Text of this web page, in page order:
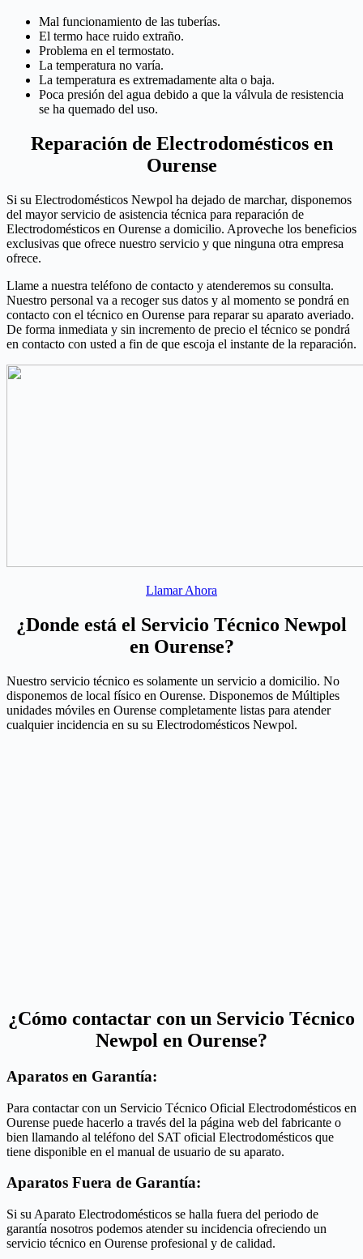
Mal funcionamiento de las tuberías.
El termo hace ruido extraño.
Problema en el termostato.
La temperatura no varía.
La temperatura es extremadamente alta o baja.
Poca presión del agua debido a que la válvula de resistencia
se ha quemado del uso.
Reparación de Electrodomésticos en
Ourense
Si su Electrodomésticos Newpol ha dejado de marchar, disponemos
del mayor servicio de asistencia técnica para reparación de
Electrodomésticos en Ourense a domicilio. Aproveche los beneficios
exclusivas que ofrece nuestro servicio y que ninguna otra empresa
ofrece.
Llame a nuestra teléfono de contacto y atenderemos su consulta.
Nuestro personal va a recoger sus datos y al momento se pondrá en
contacto con el técnico en Ourense para reparar su aparato averiado.
De forma inmediata y sin incremento de precio el técnico se pondrá
en contacto con usted a fin de que escoja el instante de la reparación.
Llamar Ahora
¿Donde está el Servicio Técnico Newpol
en Ourense?
Nuestro servicio técnico es solamente un servicio a domicilio. No
disponemos de local físico en Ourense. Disponemos de Múltiples
unidades móviles en Ourense completamente listas para atender
cualquier incidencia en su su Electrodomésticos Newpol.
¿Cómo contactar con un Servicio Técnico
Newpol en Ourense?
Aparatos en Garantía:
Para contactar con un Servicio Técnico Oficial Electrodomésticos en
Ourense puede hacerlo a través del la página web del fabricante o
bien llamando al teléfono del SAT oficial Electrodomésticos que
tiene disponible en el manual de usuario de su aparato.
Aparatos Fuera de Garantía:
Si su Aparato Electrodomésticos se halla fuera del periodo de
garantía nosotros podemos atender su incidencia ofreciendo un
servicio técnico en Ourense profesional y de calidad.